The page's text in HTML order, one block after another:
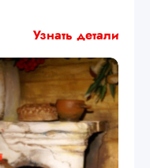
Узнать детали